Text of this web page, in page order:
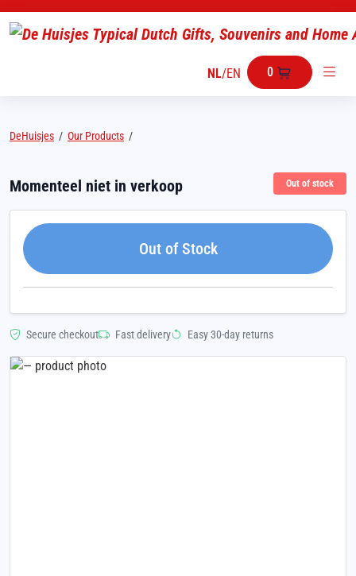
NL/EN 0
DeHuisjes / Our Products /
Momenteel niet in verkoop Out of stock
Out of Stock
Secure checkout Fast delivery Easy 30-day returns